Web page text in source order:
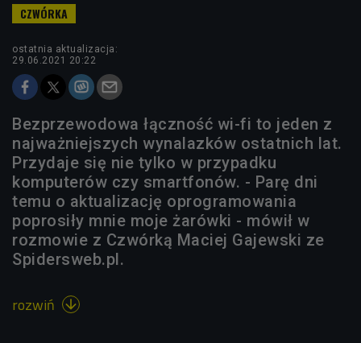
ostatnia aktualizacja:
29.06.2021 20:22
Bezprzewodowa łączność wi-fi to jeden z
najważniejszych wynalazków ostatnich lat.
Przydaje się nie tylko w przypadku
komputerów czy smartfonów. - Parę dni
temu o aktualizację oprogramowania
poprosiły mnie moje żarówki - mówił w
rozmowie z Czwórką Maciej Gajewski ze
Spidersweb.pl.
rozwiń 